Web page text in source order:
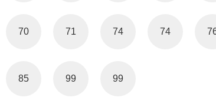
70 71 74 74
85 99 99